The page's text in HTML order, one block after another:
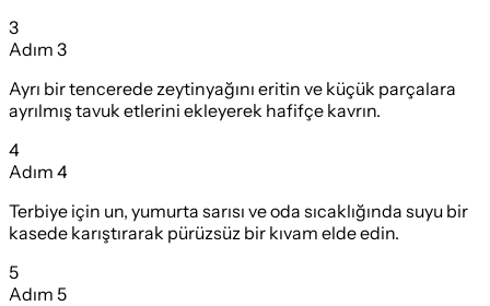
3
Adım 3
Ayrı bir tencerede zeytinyağını eritin ve küçük parçalara
ayrılmış tavuk etlerini ekleyerek hafifçe kavrın.
4
Adım 4
Terbiye için un, yumurta sarısı ve oda sıcaklığında suyu bir
kasede karıştırarak pürüzsüz bir kıvam elde edin.
5
Adım 5